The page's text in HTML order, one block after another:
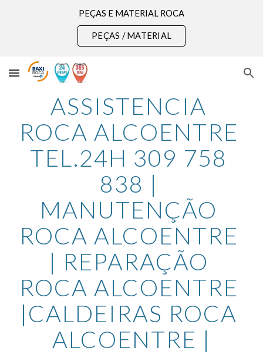
Skip to main content
PEÇAS E MATERIAL ROCA
PEÇAS / MATERIAL
ASSISTENCIA
ROCA ALCOENTRE
TEL.24H 309 758
838 |
MANUTENÇÃO
ROCA ALCOENTRE
| REPARAÇÃO
ROCA ALCOENTRE
|CALDEIRAS ROCA
ALCOENTRE |